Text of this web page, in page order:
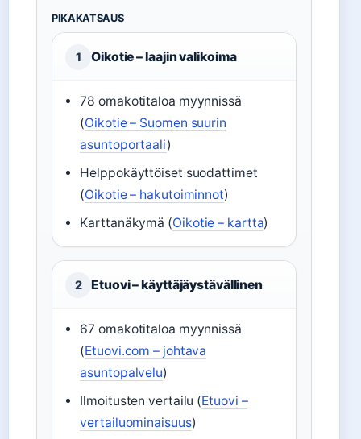
PIKAKATSAUS
1 Oikotie – laajin valikoima
78 omakotitaloa myynnissä
(Oikotie – Suomen suurin
asuntoportaali)
Helppokäyttöiset suodattimet
(Oikotie – hakutoiminnot)
Karttanäkymä (Oikotie – kartta)
2 Etuovi – käyttäjäystävällinen
67 omakotitaloa myynnissä
(Etuovi.com – johtava
asuntopalvelu)
Ilmoitusten vertailu (Etuovi –
vertailuominaisuus)